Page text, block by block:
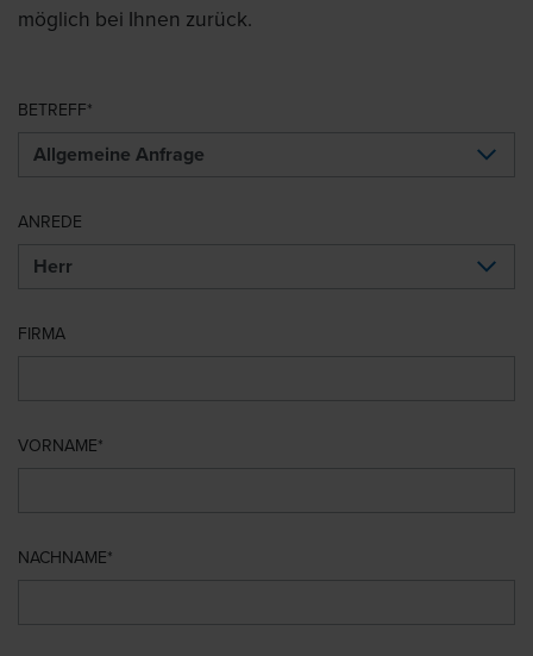
möglich bei Ihnen zurück.
BETREFF
ANREDE
FIRMA
VORNAME
NACHNAME